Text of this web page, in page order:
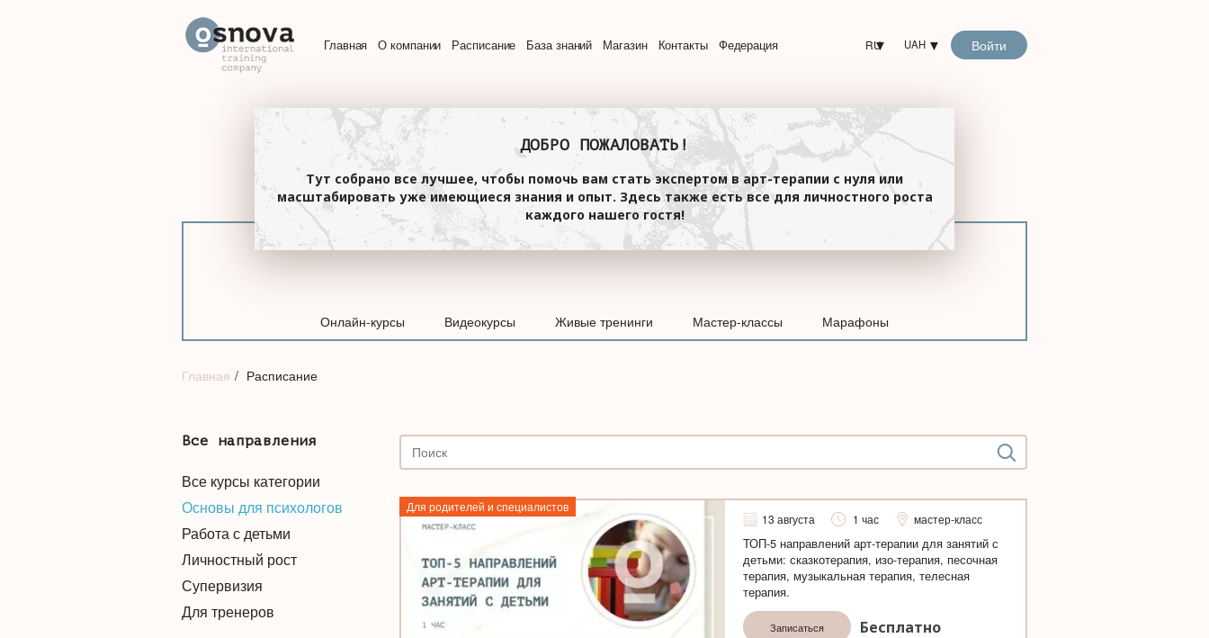
Главная О компании Расписание База знаний Магазин Контакты Федерация RU UAH Войти
ДОБРО ПОЖАЛОВАТЬ!
Тут собрано все лучшее, чтобы помочь вам стать экспертом в арт-терапии с нуля или
масштабировать уже имеющиеся знания и опыт. Здесь также есть все для личностного роста
каждого нашего гостя!
Онлайн-курсы Видеокурсы Живые тренинги Мастер-классы Марафоны
Главная Расписание
Все направления
Все курсы категории
Основы для психологов
Работа с детьми
Личностный рост
Супервизия
Для тренеров
Для родителей и специалистов
13 августа
1 час мастер-класс
ТОП-5 направлений арт-терапии для занятий с
детьми: сказкотерапия, изо-терапия, песочная
терапия, музыкальная терапия, телесная
терапия.
Записаться Бесплатно